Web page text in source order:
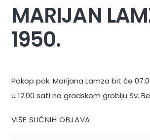
MARIJAN
1950.
Pokop pok. Marijana Lamza bit će
u 12.00 sati na gradskom groblju Sv.
VIŠE SLIČNIH OBJAVA